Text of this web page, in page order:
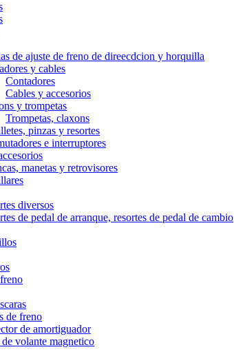
de ajuste de freno de direecdcion y horquilla
y cables
Contadores
Cables y accesorios
y trompetas
Trompetas, claxons
pinzas y resortes
e interruptores
manetas y retrovisores
diversos
de pedal de arranque, resortes de pedal de cambio
de freno
de amortiguador
de volante magnetico